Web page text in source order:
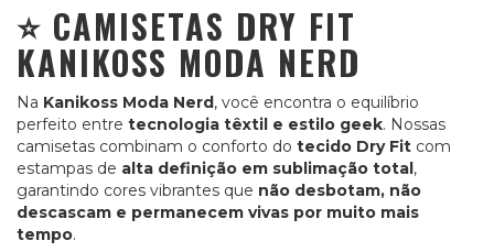
⭐ CAMISETAS DRY FIT
KANIKOSS MODA NERD
Na Kanikoss Moda Nerd, você encontra o equilíbrio
perfeito entre tecnologia têxtil e estilo geek. Nossas
camisetas combinam o conforto do tecido Dry Fit com
estampas de alta definição em sublimação total,
garantindo cores vibrantes que não desbotam, não
descascam e permanecem vivas por muito mais
tempo.